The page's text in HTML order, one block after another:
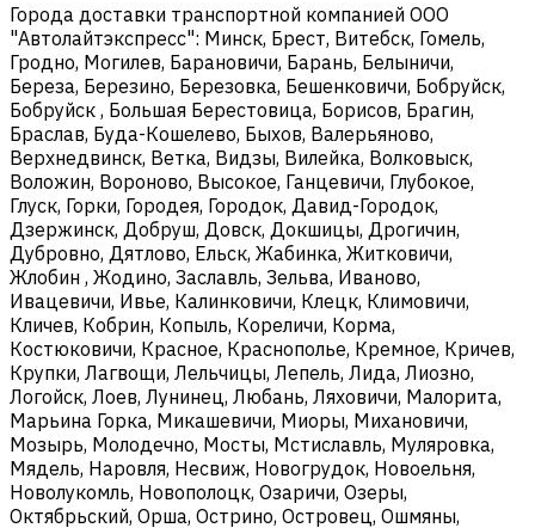
Города доставки транспортной компанией ООО
"Автолайтэкспресс": Минск, Брест, Витебск, Гомель,
Гродно, Могилев, Барановичи, Барань, Белыничи,
Береза, Березино, Березовка, Бешенковичи, Бобруйск,
Бобруйск , Большая Берестовица, Борисов, Брагин,
Браслав, Буда-Кошелево, Быхов, Валерьяново,
Верхнедвинск, Ветка, Видзы, Вилейка, Волковыск,
Воложин, Вороново, Высокое, Ганцевичи, Глубокое,
Глуск, Горки, Городея, Городок, Давид-Городок,
Дзержинск, Добруш, Довск, Докшицы, Дрогичин,
Дубровно, Дятлово, Ельск, Жабинка, Житковичи,
Жлобин , Жодино, Заславль, Зельва, Иваново,
Ивацевичи, Ивье, Калинковичи, Клецк, Климовичи,
Кличев, Кобрин, Копыль, Кореличи, Корма,
Костюковичи, Красное, Краснополье, Кремное, Кричев,
Крупки, Лагвощи, Лельчицы, Лепель, Лида, Лиозно,
Логойск, Лоев, Лунинец, Любань, Ляховичи, Малорита,
Марьина Горка, Микашевичи, Миоры, Михановичи,
Мозырь, Молодечно, Мосты, Мстиславль, Муляровка,
Мядель, Наровля, Несвиж, Новогрудок, Новоельня,
Новолукомль, Новополоцк, Озаричи, Озеры,
Октябрьский, Орша, Острино, Островец, Ошмяны,